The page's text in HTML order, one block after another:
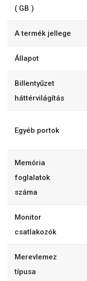
( GB )
A termék jellege
Állapot
Billentyűzet
háttérvilágítás
Egyéb portok
Memória
foglalatok
száma
Monitor
csatlakozók
Merevlemez
típusa